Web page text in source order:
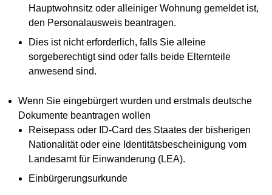
Hauptwohnsitz oder alleiniger Wohnung gemeldet ist,
den Personalausweis beantragen.
Dies ist nicht erforderlich, falls Sie alleine
sorgeberechtigt sind oder falls beide Elternteile
anwesend sind.
Wenn Sie eingebürgert wurden und erstmals deutsche
Dokumente beantragen wollen
Reisepass oder ID-Card des Staates der bisherigen
Nationalität oder eine Identitätsbescheinigung vom
Landesamt für Einwanderung (LEA).
Einbürgerungsurkunde